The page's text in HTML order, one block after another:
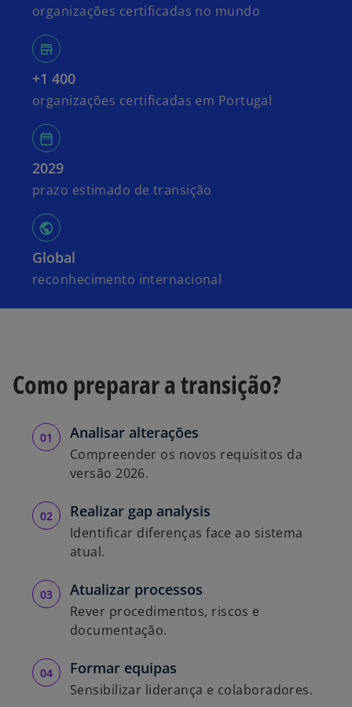
organizações certificadas no mundo
+1 400
organizações certificadas em Portugal
2029
prazo estimado de transição
Global
reconhecimento internacional
Como preparar a transição?
Analisar alterações
Compreender os novos requisitos da
versão 2026.
Realizar gap analysis
Identificar diferenças face ao sistema
atual.
Atualizar processos
Rever procedimentos, riscos e
documentação.
Formar equipas
Sensibilizar liderança e colaboradores.